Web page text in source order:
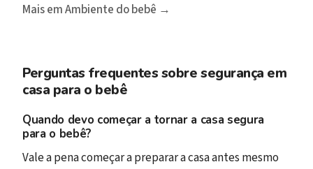
Mais em Ambiente do bebê →
Perguntas frequentes sobre segurança em
casa para o bebê
Quando devo começar a tornar a casa segura
para o bebê?
Vale a pena começar a preparar a casa antes mesmo